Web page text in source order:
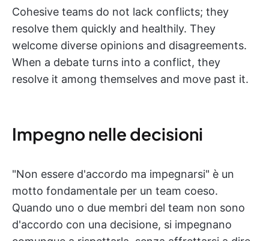
Cohesive teams do not lack conflicts; they
resolve them quickly and healthily. They
welcome diverse opinions and disagreements.
When a debate turns into a conflict, they
resolve it among themselves and move past it.
Impegno nelle decisioni
"Non essere d'accordo ma impegnarsi" è un
motto fondamentale per un team coeso.
Quando uno o due membri del team non sono
d'accordo con una decisione, si impegnano